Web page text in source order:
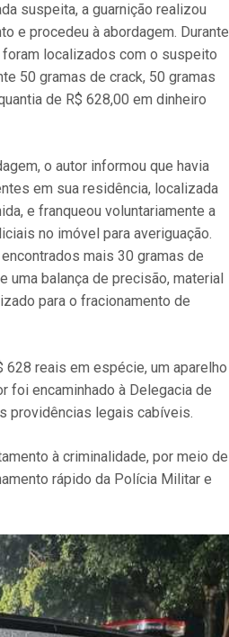
suspeita, a guarnição realizou
e procedeu à abordagem. Durante
localizados com o suspeito
50 gramas de crack, 50 gramas
de R$ 628,00 em dinheiro
o autor informou que havia
em sua residência, localizada
e franqueou voluntariamente a
no imóvel para averiguação.
mais 30 gramas de
uma balança de precisão, material
para o fracionamento de
628 reais em espécie, um aparelho
foi encaminhado à Delegacia de
providências legais cabíveis.
à criminalidade, por meio de
rápido da Polícia Militar e